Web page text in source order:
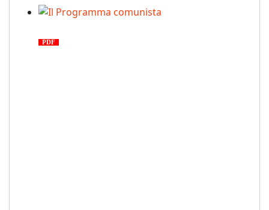
PDF